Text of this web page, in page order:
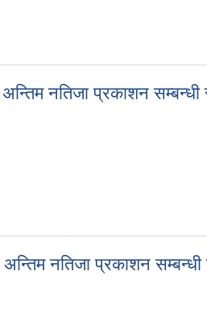
नतिजा प्रकाशन
नतिजा प्रकाशन